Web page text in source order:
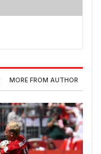
MORE FROM AUTHOR